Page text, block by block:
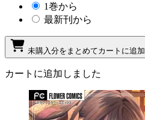
1巻から
最新刊から
未購入分をまとめてカートに追加
カートに追加しました